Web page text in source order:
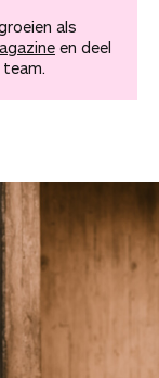
als
en deel